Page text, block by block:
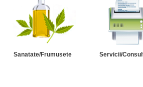
Sanatate/Frumusete Servicii/